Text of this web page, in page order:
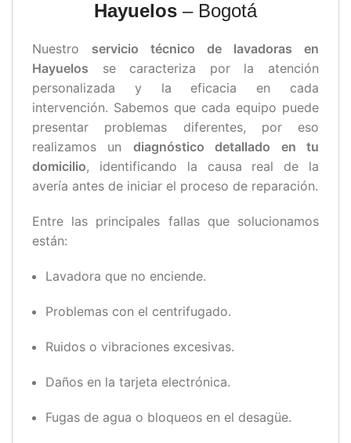
Hayuelos – Bogotá
Nuestro servicio técnico de lavadoras en
Hayuelos se caracteriza por la atención
personalizada y la eficacia en cada
intervención. Sabemos que cada equipo puede
presentar problemas diferentes, por eso
realizamos un diagnóstico detallado en tu
domicilio, identificando la causa real de la
avería antes de iniciar el proceso de reparación.
Entre las principales fallas que solucionamos
están:
Lavadora que no enciende.
Problemas con el centrifugado.
Ruidos o vibraciones excesivas.
Daños en la tarjeta electrónica.
Fugas de agua o bloqueos en el desagüe.